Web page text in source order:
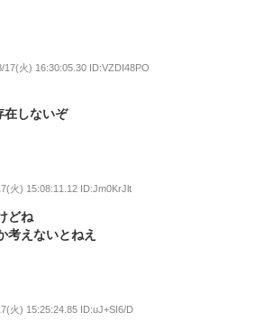
17(火) 16:30:05.30 ID:VZDI48PO
在しないぞ
火) 15:08:11.12 ID:Jm0KrJlt
どね
考えないとねえ
火) 15:25:24.85 ID:uJ+SI6/D